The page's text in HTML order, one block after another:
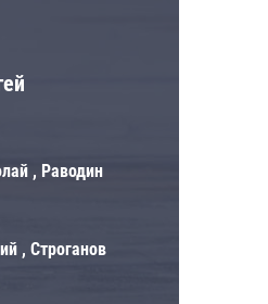
, Раводин
, Строганов